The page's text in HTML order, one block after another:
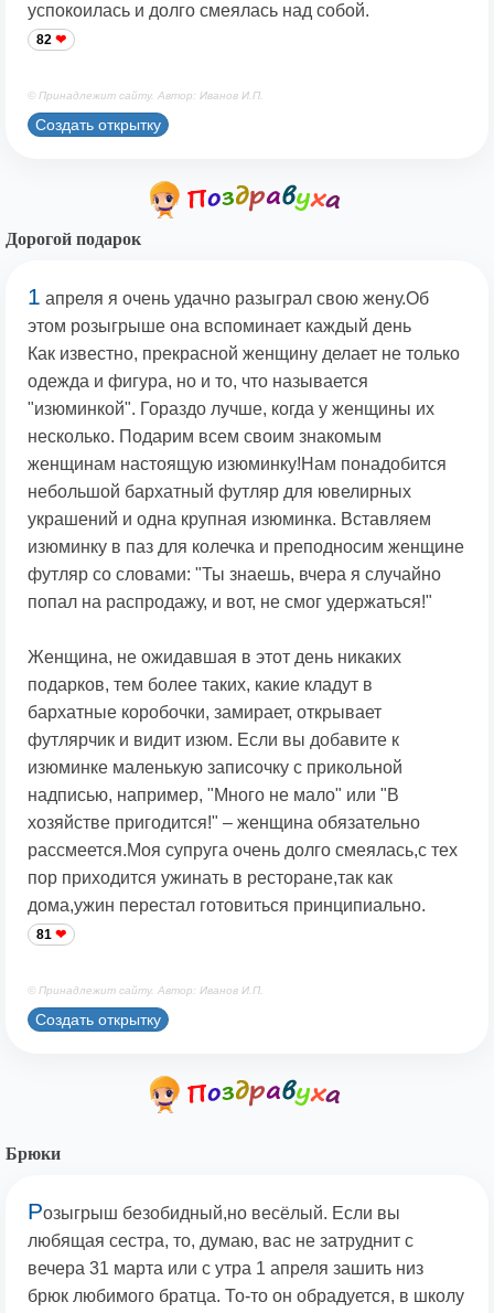
успокоилась и долго смеялась над собой.
82
© Принадлежит сайту. Автор: Иванов И.П.
Создать открытку
Дорогой подарок
1 апреля я очень удачно разыграл свою жену.Об
этом розыгрыше она вспоминает каждый день
Как известно, прекрасной женщину делает не только
одежда и фигура, но и то, что называется
"изюминкой". Гораздо лучше, когда у женщины их
несколько. Подарим всем своим знакомым
женщинам настоящую изюминку!Нам понадобится
небольшой бархатный футляр для ювелирных
украшений и одна крупная изюминка. Вставляем
изюминку в паз для колечка и преподносим женщине
футляр со словами: "Ты знаешь, вчера я случайно
попал на распродажу, и вот, не смог удержаться!"
Женщина, не ожидавшая в этот день никаких
подарков, тем более таких, какие кладут в
бархатные коробочки, замирает, открывает
футлярчик и видит изюм. Если вы добавите к
изюминке маленькую записочку с прикольной
надписью, например, "Много не мало" или "В
хозяйстве пригодится!" – женщина обязательно
рассмеется.Моя супруга очень долго смеялась,с тех
пор приходится ужинать в ресторане,так как
дома,ужин перестал готовиться принципиально.
81
© Принадлежит сайту. Автор: Иванов И.П.
Создать открытку
Брюки
Розыгрыш безобидный,но весёлый. Если вы
любящая сестра, то, думаю, вас не затруднит с
вечера 31 марта или с утра 1 апреля зашить низ
брюк любимого братца. То-то он обрадуется, в школу